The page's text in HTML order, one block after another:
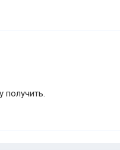
получить.